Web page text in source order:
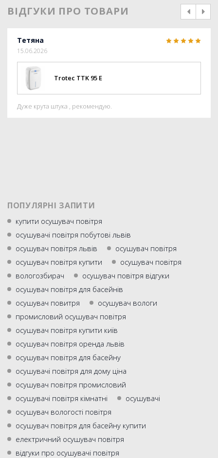
ВІДГУКИ ПРО ТОВАРИ
Тетяна
15.06.2026
Trotec TTK 95 E
Дуже крута штука , рекомендую.
ПОПУЛЯРНІ ЗАПИТИ
купити осушувач повітря
осушувачі повітря побутові львів
осушувач повітря львів
осушувач повiтря
осушувач повітря купити
осушувач повітря
вологозбирач
осушувач повітря відгуки
осушувач повітря для басейнів
осушувач повитря
осушувач вологи
промисловий осушувач повітря
осушувач повітря купити київ
осушувач повітря оренда львів
осушувач повітря для басейну
осушувачі повітря для дому ціна
осушувач повітря промисловий
осушувачі повітря кімнатні
осушувачі
осушувач вологості повітря
осушувач повітря для басейну купити
електричний осушувач повітря
відгуки про осушувачі повітря